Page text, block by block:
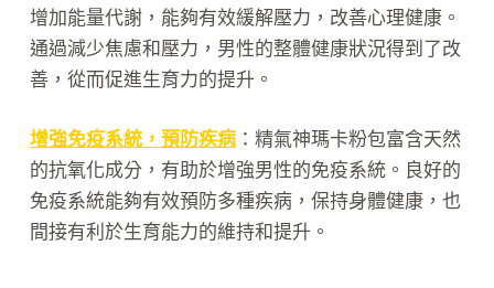
增加能量代謝，能夠有效緩解壓力，改善心理健康。
通過減少焦慮和壓力，男性的整體健康狀況得到了改
善，從而促進生育力的提升。
增強免疫系統，預防疾病：精氣神瑪卡粉包富含天然
的抗氧化成分，有助於增強男性的免疫系統。良好的
免疫系統能夠有效預防多種疾病，保持身體健康，也
間接有利於生育能力的維持和提升。